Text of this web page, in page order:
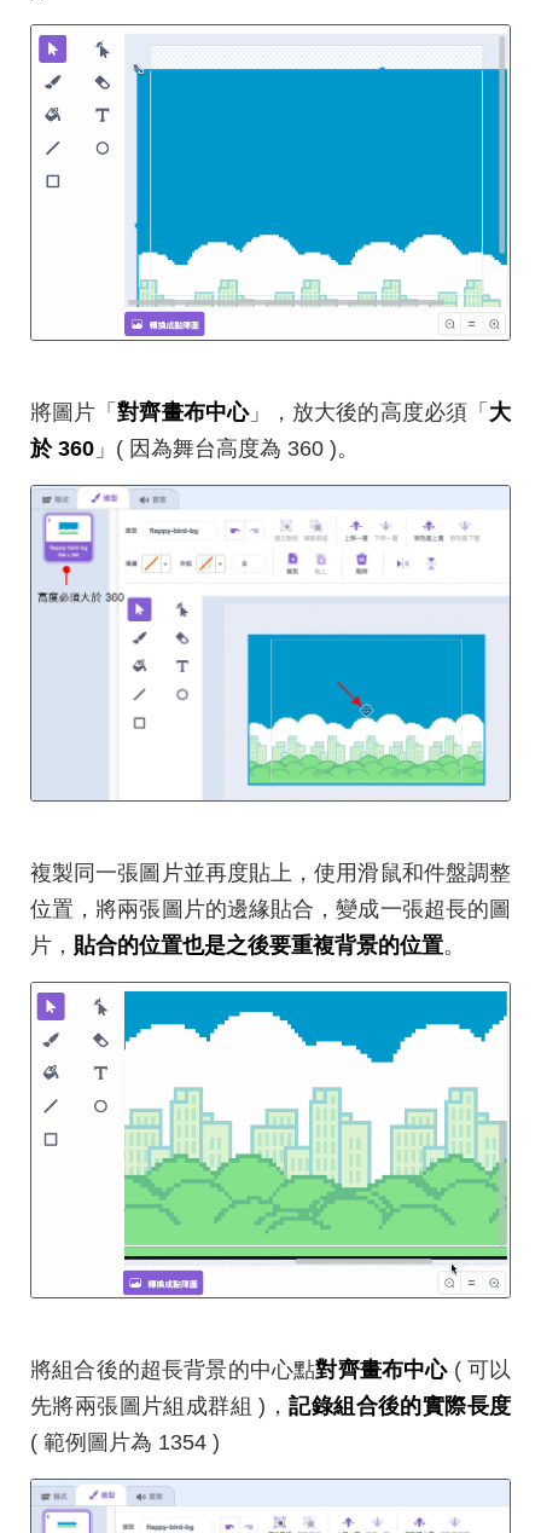
將圖片「對齊畫布中心」，放大後的高度必須「 大
於 360 」( 因為舞台高度為 360 )。
複製同一張圖片並再度貼上，使用滑鼠和件盤調整
位置，將兩張圖片的邊緣貼合，變成一張超長的圖
片， 貼合的位置也是之後要重複背景的位置。
將組合後的超長背景的中心點對齊畫布中心( 可以
先將兩張圖片組成群組 )，記錄組合後的實際長度
( 範例圖片為 1354 )